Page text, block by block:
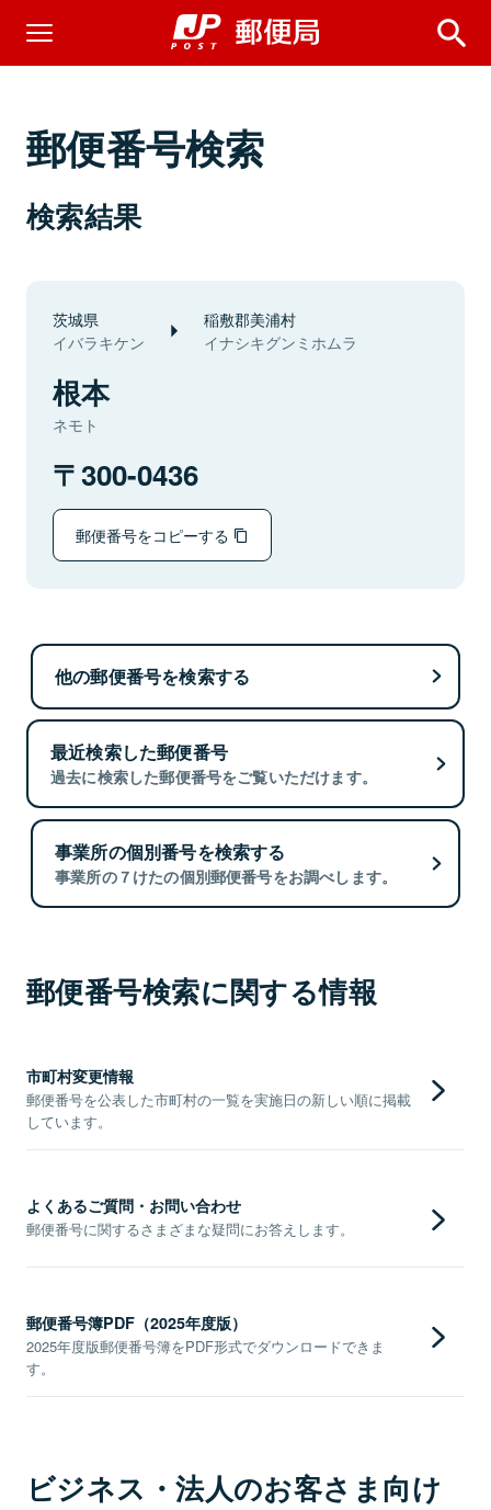
郵便番号検索
検索結果
茨城県
イバラキケン
稲敷郡美浦村
イナシキグンミホムラ
根本
ネモト
300-0436
郵便番号をコピーする
他の郵便番号を検索する
最近検索した郵便番号
過去に検索した郵便番号をご覧いただけます。
事業所の個別番号を検索する
事業所の７けたの個別郵便番号をお調べします。
郵便番号検索に関する情報
市町村変更情報
郵便番号を公表した市町村の一覧を実施日の新しい順に掲載
しています。
よくあるご質問・お問い合わせ
郵便番号に関するさまざまな疑問にお答えします。
郵便番号簿PDF（2025年度版）
2025年度版郵便番号簿をPDF形式でダウンロードできま
す。
ビジネス・法人のお客さま向け